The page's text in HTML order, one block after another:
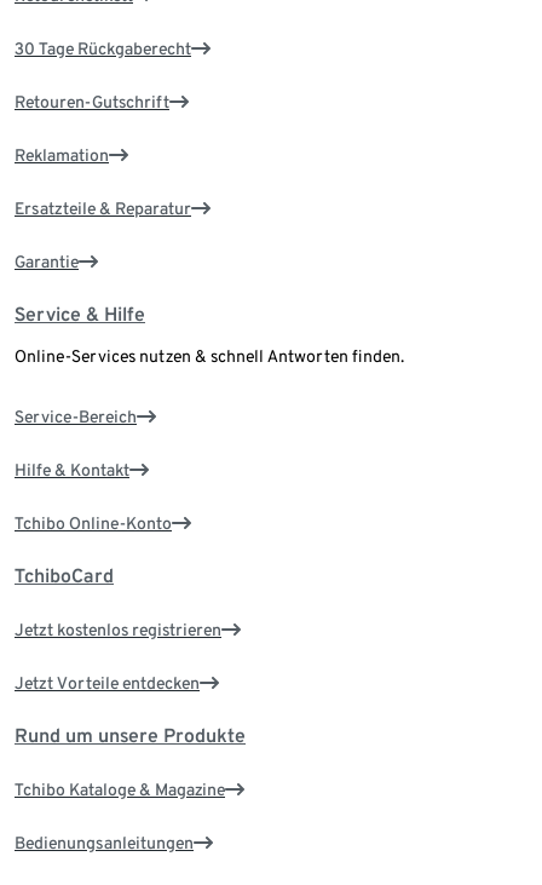
30 Tage Rückgaberecht
Retouren-Gutschrift
Reklamation
Ersatzteile & Reparatur
Garantie
Service & Hilfe
Online-Services nutzen & schnell Antworten finden.
Service-Bereich
Hilfe & Kontakt
Tchibo Online-Konto
TchiboCard
Jetzt kostenlos registrieren
Jetzt Vorteile entdecken
Rund um unsere Produkte
Tchibo Kataloge & Magazine
Bedienungsanleitungen